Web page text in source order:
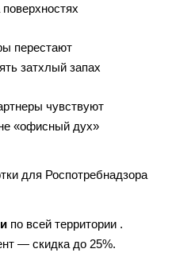
перестают
затхлый запах
чувствуют
«офисный дух»
для Роспотребнадзора
по всей территории .
— скидка до 25%.